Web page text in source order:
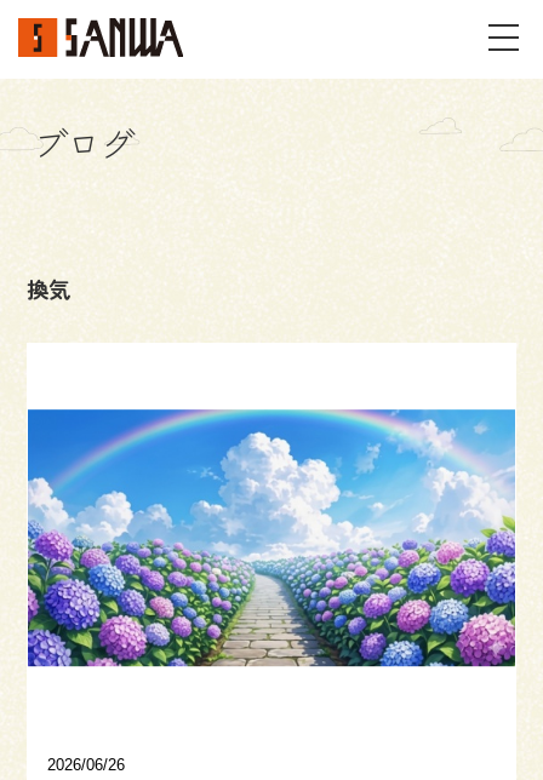
イベント・見学会
不動産情報
事例
お客様の声
私たちのこと
三和建設の強み
リフォーム
会社概要
ブログ
換気
2026/06/26